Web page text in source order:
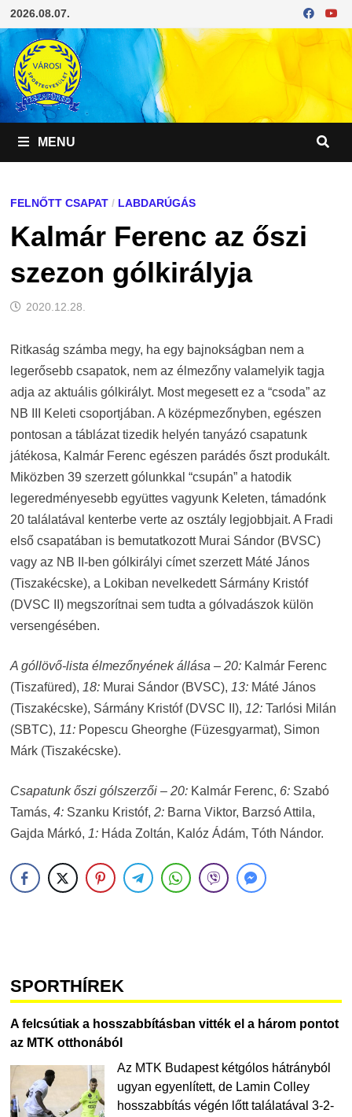
Skip
to
content
2026.08.07.
MENU
FELNŐTT CSAPAT/ LABDARÚGÁS
Kalmár Ferenc az őszi
szezon gólkirályja
2020.12.28.
Ritkaság számba megy, ha egy bajnokságban nem a
legerősebb csapatok, nem az élmezőny valamelyik tagja
adja az aktuális gólkirályt. Most megesett ez a “csoda” az
NB III Keleti csoportjában. A középmezőnyben, egészen
pontosan a táblázat tizedik helyén tanyázó csapatunk
játékosa, Kalmár Ferenc egészen parádés őszt produkált.
Miközben 39 szerzett gólunkkal “csupán” a hatodik
legeredményesebb együttes vagyunk Keleten, támadónk
20 találatával kenterbe verte az osztály legjobbjait. A Fradi
első csapatában is bemutatkozott Murai Sándor (BVSC)
vagy az NB II-ben gólkirályi címet szerzett Máté János
(Tiszakécske), a Lokiban nevelkedett Sármány Kristóf
(DVSC II) megszorítnai sem tudta a gólvadászok külön
versengésében.
A góllövő-lista élmezőnyének állása – 20: Kalmár Ferenc
(Tiszafüred), 18: Murai Sándor (BVSC), 13: Máté János
(Tiszakécske), Sármány Kristóf (DVSC II), 12: Tarlósi Milán
(SBTC), 11:Popescu Gheorghe (Füzesgyarmat), Simon
Márk (Tiszakécske).
Csapatunk őszi gólszerzői – 20:Kalmár Ferenc, 6:Szabó
Tamás, 4: Szanku Kristóf, 2:Barna Viktor, Barzsó Attila,
Gajda Márkó, 1:Háda Zoltán, Kalóz Ádám, Tóth Nándor.
SPORTHÍREK
A felcsútiak a hosszabbításban vitték el a három pontot
az MTK otthonából
Az MTK Budapest kétgólos hátrányból
ugyan egyenlített, de Lamin Colley
hosszabbítás végén lőtt találatával 3-2-